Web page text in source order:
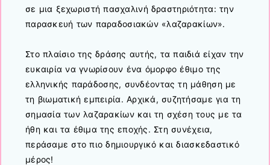
σε μια ξεχωριστή πασχαλινή δραστηριότητα: την
παρασκευή των παραδοσιακών «λαζαρακίων».
Στο πλαίσιο της δράσης αυτής, τα παιδιά είχαν την
ευκαιρία να γνωρίσουν ένα όμορφο έθιμο της
ελληνικής παράδοσης, συνδέοντας τη μάθηση με
τη βιωματική εμπειρία. Αρχικά, συζητήσαμε για τη
σημασία των λαζαρακίων και τη σχέση τους με τα
ήθη και τα έθιμα της εποχής. Στη συνέχεια,
περάσαμε στο πιο δημιουργικό και διασκεδαστικό
μέρος!